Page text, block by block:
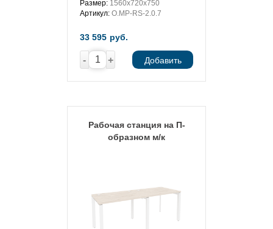
Размер: 1560х720х750
Артикул: O.MP-RS-2.0.7
33 595 руб.
- + Добавить
Рабочая станция на П-
образном м/к